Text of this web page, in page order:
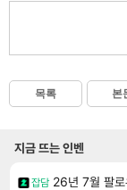
목록 본
지금 뜨는 인벤
잡담 26년 7월 팔